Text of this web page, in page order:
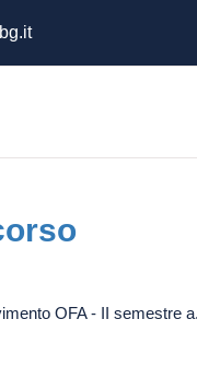
OFA - II semestre